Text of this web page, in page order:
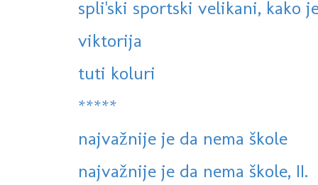
spli'ski sportski velikani, kako
viktorija
tuti koluri
*****
najvažnije je da nema škole
najvažnije je da nema škole, II.